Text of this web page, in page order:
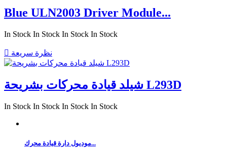
Blue ULN2003 Driver Module...
In Stock In Stock In Stock In Stock
 نظرة سريعة
شيلد قيادة محركات بشريحة L293D
In Stock In Stock In Stock In Stock
موديول دارة قيادة محرك...